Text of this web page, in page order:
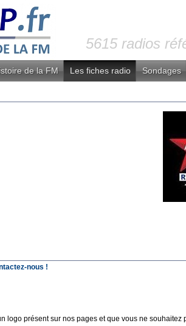
5615 radios
de la FM Les fiches radio Sondages
nous !
logo présent sur nos pages et que vous ne